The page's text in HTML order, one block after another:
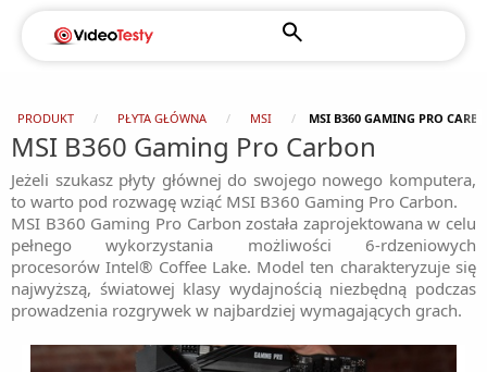
PRODUKT PŁYTA GŁÓWNA MSI MSI B360 GAMING PRO
MSI B360 Gaming Pro Carbon
Jeżeli szukasz płyty głównej do swojego nowego komputera,
to warto pod rozwagę wziąć MSI B360 Gaming Pro Carbon.
MSI B360 Gaming Pro Carbon została zaprojektowana w celu
pełnego wykorzystania możliwości 6-rdzeniowych
procesorów Intel® Coffee Lake. Model ten charakteryzuje się
najwyższą, światowej klasy wydajnością niezbędną podczas
prowadzenia rozgrywek w najbardziej wymagających grach.